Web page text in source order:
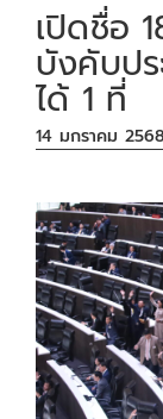
เปิดชื่อ
บังคับป
ได้ 1 ที่
14 มกราคม